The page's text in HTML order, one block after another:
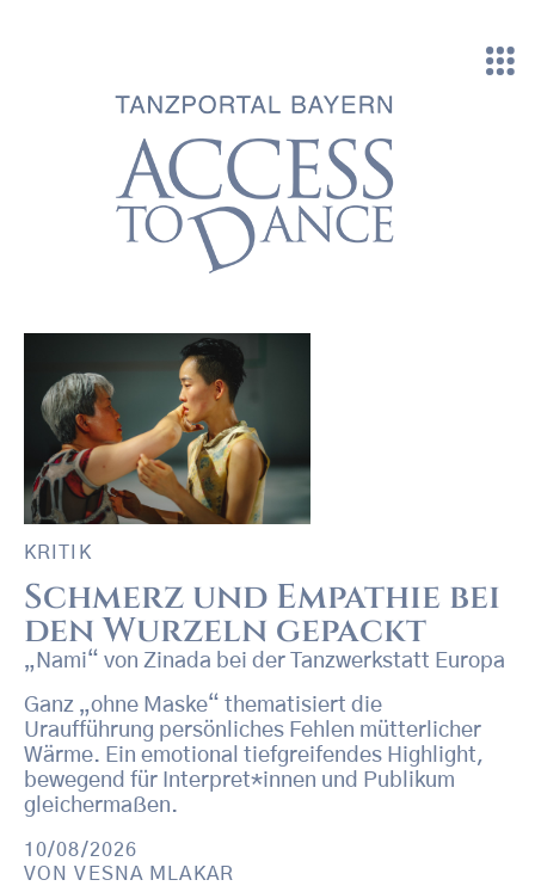
KRITIK
Schmerz und Empathie bei
den Wurzeln gepackt
„Nami“ von Zinada bei der Tanzwerkstatt Europa
Ganz „ohne Maske“ thematisiert die
Uraufführung persönliches Fehlen mütterlicher
Wärme. Ein emotional tiefgreifendes Highlight,
bewegend für Interpret*innen und Publikum
gleichermaßen.
10/08/2026
VONVESNA MLAKAR